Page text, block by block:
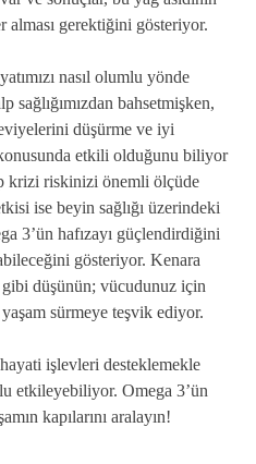
gerektiğini gösteriyor.
nasıl olumlu yönde
sağlığımızdan bahsetmişken,
düşürme ve iyi
etkili olduğunu biliyor
krizi riskinizi önemli ölçüde
ise beyin sağlığı üzerindeki
3’ün hafızayı güçlendirdiğini
gösteriyor. Kenara
düşünün; vücudunuz için
sürmeye teşvik ediyor.
işlevleri desteklemekle
etkileyebiliyor. Omega 3’ün
kapılarını aralayın!